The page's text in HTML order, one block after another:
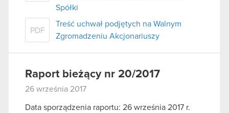
Spółki
PDF
Treść uchwał podjętych na Walnym
Zgromadzeniu Akcjonariuszy
Raport bieżący nr 20/2017
26 września 2017
Data sporządzenia raportu: 26 września 2017 r.